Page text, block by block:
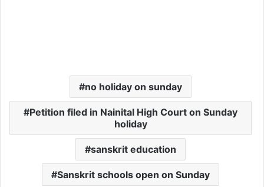
no holiday on sunday
Petition filed in Nainital High Court on Sunday
holiday
sanskrit education
Sanskrit schools open on Sunday